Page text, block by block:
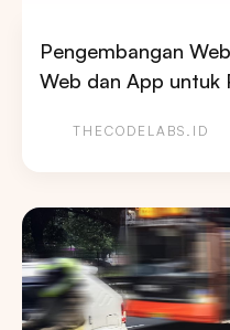
Pengembangan
Web dan App untuk
THECODELABS.ID